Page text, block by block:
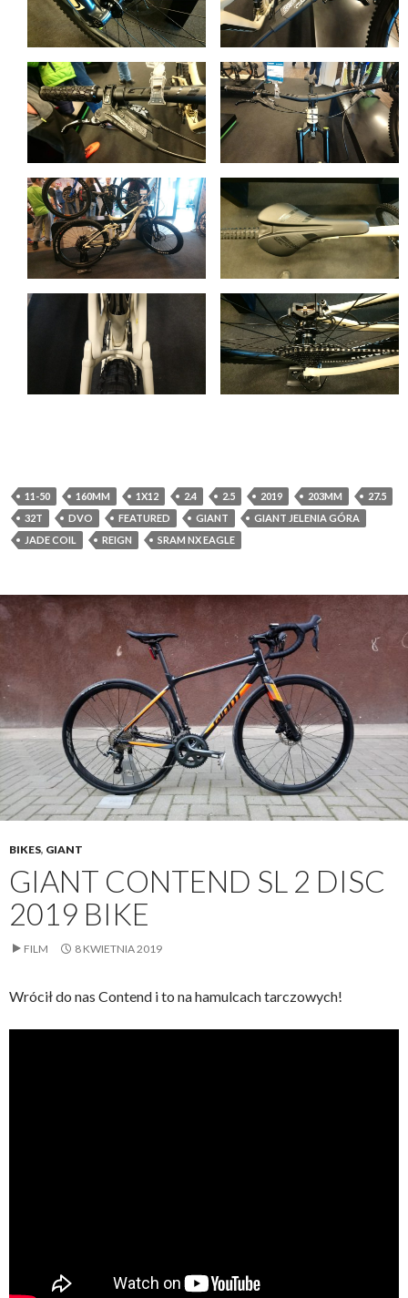
11-50 160MM 1X12 2.4 2.5 2019 203MM
27.5
32T
DVO FEATURED GIANT
GIANT JELENIA GÓRA
JADE COIL
REIGN SRAM NX EAGLE
BIKES, GIANT
GIANT CONTEND SL 2 DISC
2019 BIKE
FILM 8 KWIETNIA 2019
Wrócił do nas Contend i to na hamulcach tarczowych!